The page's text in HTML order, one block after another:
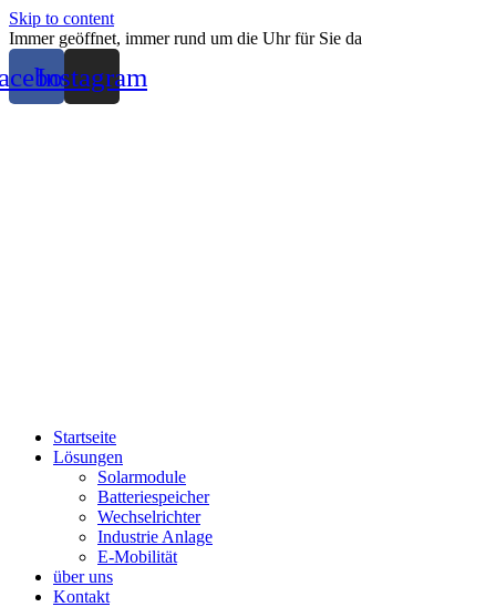
Skip to content
Immer geöffnet, immer rund um die Uhr für Sie da
Instagram
Startseite
Lösungen
Solarmodule
Batteriespeicher
Wechselrichter
Industrie Anlage
E-Mobilität
über uns
Kontakt